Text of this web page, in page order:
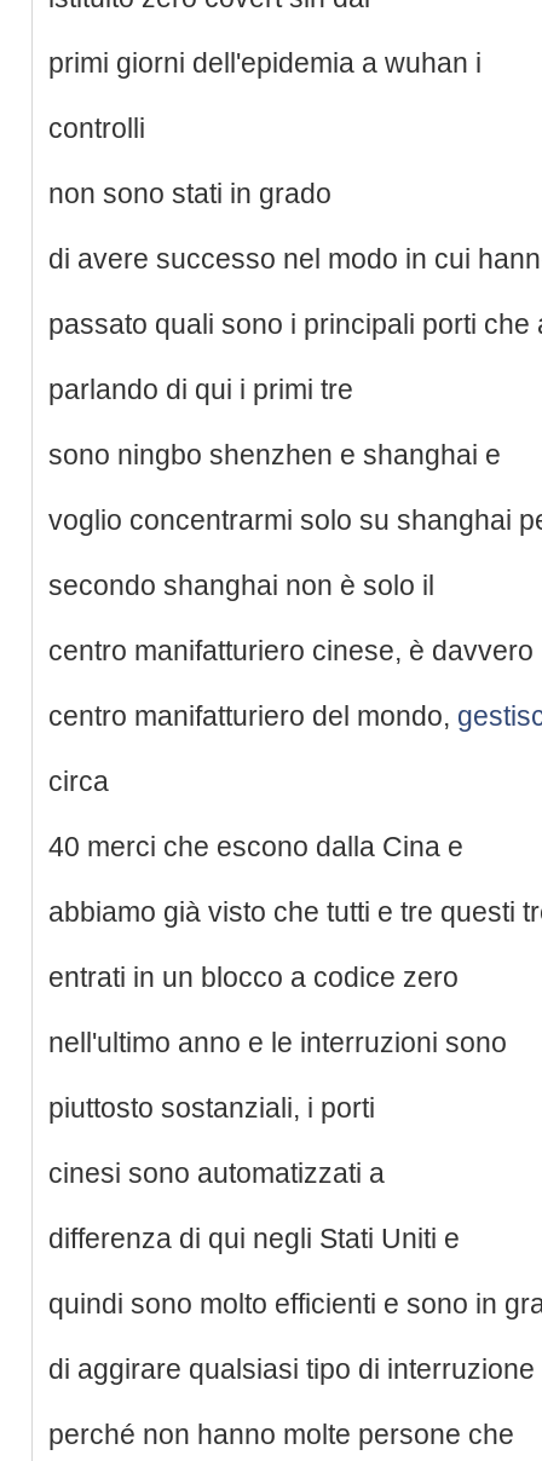
primi giorni dell'epidemia a wuhan i
controlli
non sono stati in grado
di avere successo nel modo in cui
passato quali sono i principali porti che
parlando di qui i primi tre
sono ningbo shenzhen e shanghai e
voglio concentrarmi solo su shanghai
secondo shanghai non è solo il
centro manifatturiero cinese, è davvero
centro manifatturiero del mondo,
circa
40 merci che escono dalla Cina e
abbiamo già visto che tutti e tre questi
entrati in un blocco a codice zero
nell'ultimo anno e le interruzioni sono
piuttosto sostanziali, i porti
cinesi sono automatizzati a
differenza di qui negli Stati Uniti e
quindi sono molto efficienti e sono in
di aggirare qualsiasi tipo di interruzione
perché non hanno molte persone che